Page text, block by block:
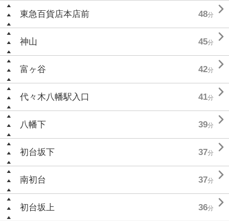
東急百貨店本店前 48分 
神山 45分 
富ヶ谷 42分 
代々木八幡駅入口 41分 
八幡下 39分 
初台坂下 37分 
南初台 37分 
初台坂上 36分 